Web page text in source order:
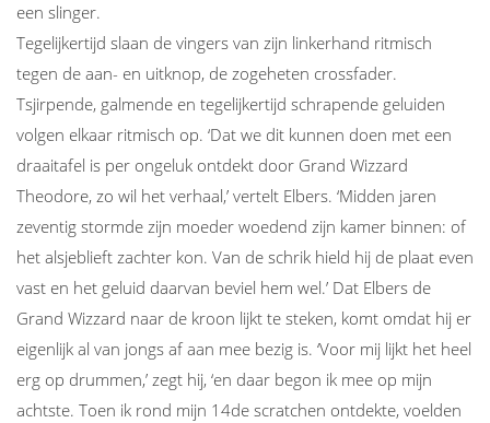
een slinger.
Tegelijkertijd slaan de vingers van zijn linkerhand ritmisch
tegen de aan- en uitknop, de zogeheten crossfader.
Tsjirpende, galmende en tegelijkertijd schrapende geluiden
volgen elkaar ritmisch op. ‘Dat we dit kunnen doen met een
draaitafel is per ongeluk ontdekt door Grand Wizzard
Theodore, zo wil het verhaal,’ vertelt Elbers. ‘Midden jaren
zeventig stormde zijn moeder woedend zijn kamer binnen: of
het alsjeblieft zachter kon. Van de schrik hield hij de plaat even
vast en het geluid daarvan beviel hem wel.’ Dat Elbers de
Grand Wizzard naar de kroon lijkt te steken, komt omdat hij er
eigenlijk al van jongs af aan mee bezig is. ‘Voor mij lijkt het heel
erg op drummen,’ zegt hij, ‘en daar begon ik mee op mijn
achtste. Toen ik rond mijn 14de scratchen ontdekte, voelden